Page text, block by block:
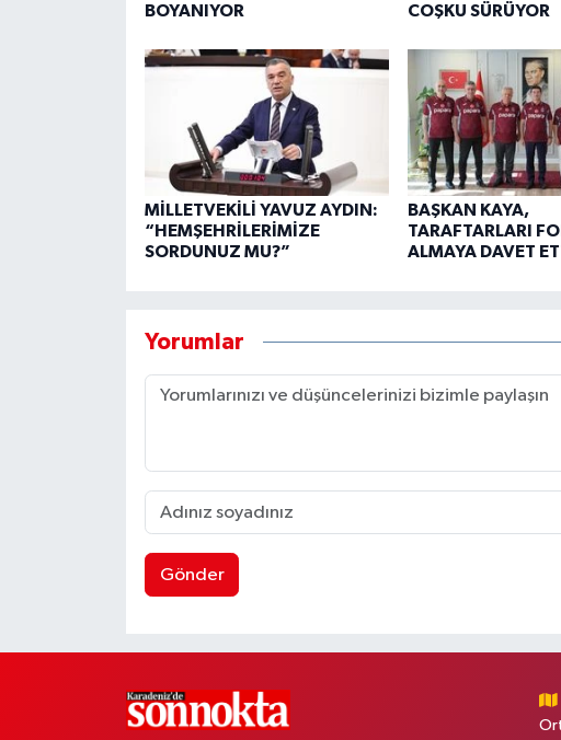
BOYANIYOR
COŞKU SÜRÜYOR
MİLLETVEKİLİ YAVUZ AYDIN:
“HEMŞEHRİLERİMİZE
SORDUNUZ MU?”
BAŞKAN KAYA,
TARAFTARLARI
ALMAYA DAVET
Yorumlar
Gönder